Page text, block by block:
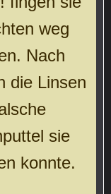
weg
Nach
die Linsen
sie
konnte.